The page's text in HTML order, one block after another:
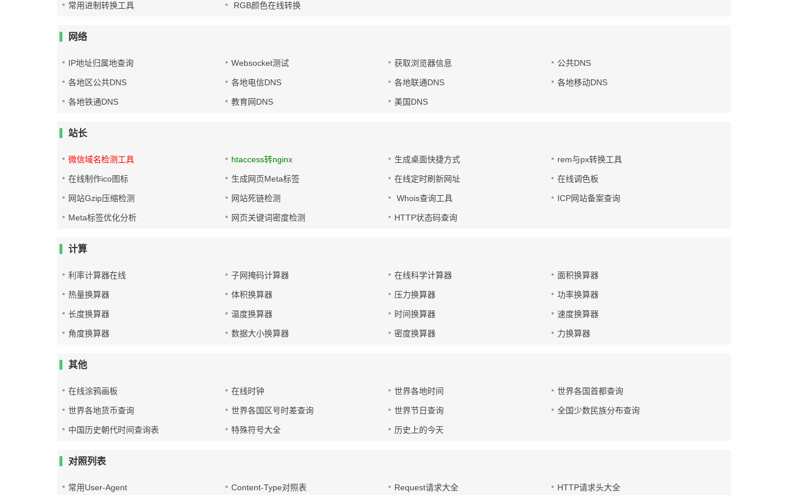
常用进制转换工具 RGB颜色在线转换
网络
IP地址归属地查询 Websocket测试 获取浏览器信息 公共DNS
各地区公共DNS 各地电信DNS 各地联通DNS 各地移动DNS
各地铁通DNS 教育网DNS 美国DNS
站长
微信域名检测工具 htaccess转nginx 生成桌面快捷方式 rem与px转换工具
在线制作ico图标 生成网页Meta标签 在线定时刷新网址 在线调色板
网站Gzip压缩检测 网站死链检测 Whois查询工具 ICP网站备案查询
Meta标签优化分析 网页关键词密度检测 HTTP状态码查询
计算
利率计算器在线 子网掩码计算器 在线科学计算器 面积换算器
热量换算器 体积换算器 压力换算器 功率换算器
长度换算器 温度换算器 时间换算器 速度换算器
角度换算器 数据大小换算器 密度换算器 力换算器
其他
在线涂鸦画板 在线时钟 世界各地时间 世界各国首都查询
世界各地货币查询 世界各国区号时差查询 世界节日查询 全国少数民族分布查询
中国历史朝代时间查询表 特殊符号大全 历史上的今天
对照列表
常用User-Agent Content-Type对照表 Request请求大全 HTTP请求头大全